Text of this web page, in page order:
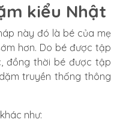
kiểu Nhật
này đó là bé của mẹ
hơn. Do bé được tập
đồng thời bé được tập
truyền thống thông
như: